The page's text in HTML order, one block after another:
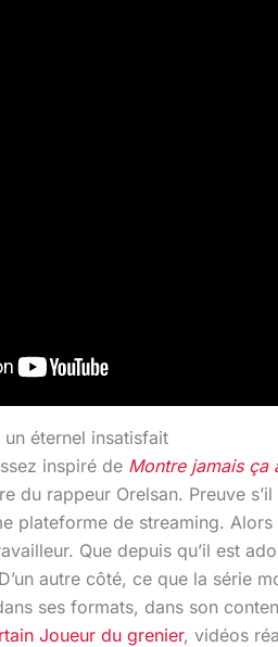
un éternel insatisfait
inspiré de Montre jamais ça
du rappeur Orelsan. Preuve
plateforme de streaming.
Que depuis qu’il est
autre côté, ce que la série
ses formats, dans son
Joueur du grenier, vidéos